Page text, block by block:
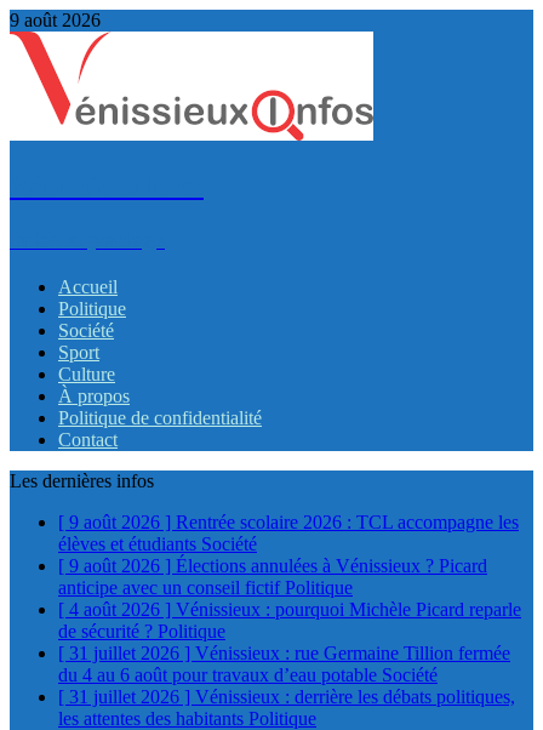
9 août 2026
Accueil
Politique
Société
Sport
Culture
À propos
Politique de confidentialité
Contact
Les dernières infos
[ 9 août 2026 ] Rentrée scolaire 2026 : TCL accompagne les
élèves et étudiants Société
[ 9 août 2026 ] Élections annulées à Vénissieux ? Picard
anticipe avec un conseil fictifPolitique
[ 4 août 2026 ] Vénissieux : pourquoi Michèle Picard reparle
de sécurité ? Politique
[ 31 juillet 2026 ] Vénissieux : rue Germaine Tillion fermée
du 4 au 6 août pour travaux d’eau potable Société
[ 31 juillet 2026 ] Vénissieux : derrière les débats politiques,
les attentes des habitants Politique